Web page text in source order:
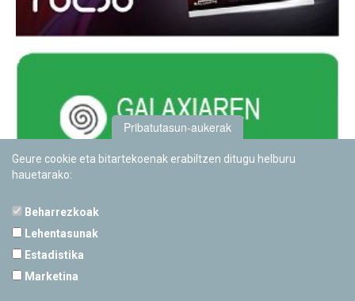
Pribatutasun-aukerak
Geure cookie eta bitartekoenak erabiltzen ditugu helburu
hauetarako:
Beharrezkoak
Lehentasunak
Estadistika
Marketina